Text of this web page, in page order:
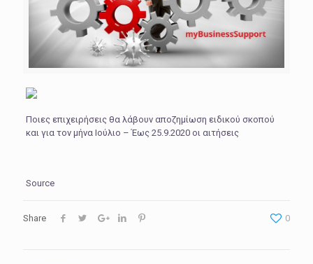
Ποιες επιχειρήσεις θα λάβουν αποζημίωση ειδικού σκοπού
και για τον μήνα Ιούλιο – Έως 25.9.2020 οι αιτήσεις
Source
Share 0